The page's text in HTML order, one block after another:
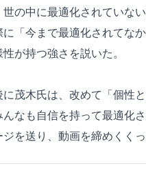
世の中に最適化されていな
に「今まで最適化されてな
性が持つ強さを説いた。
に茂木氏は、改めて「個性
んなも自信を持って最適化
ジを送り、動画を締めくくっ